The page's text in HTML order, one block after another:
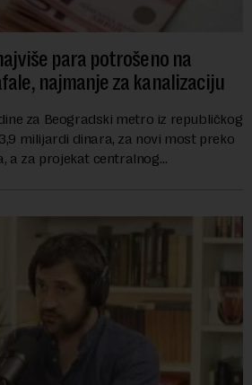
para potrošeno na
najmanje za kanalizaciju
za Beogradski metro iz republičkog
milijardi dinara, za novi most preko
a za projekat centralnog